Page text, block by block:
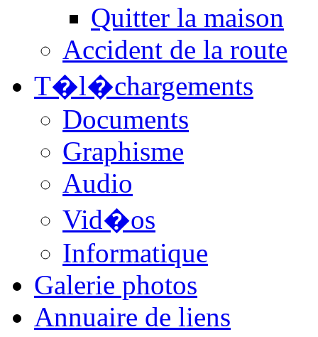
Quitter la maison
Accident de la route
T�l�chargements
Documents
Graphisme
Audio
Vid�os
Informatique
Galerie photos
Annuaire de liens